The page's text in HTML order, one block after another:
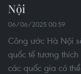
Nội
06/06/2025 00:59
Công ước Hà Nội
quốc tế tương
các quốc gia có